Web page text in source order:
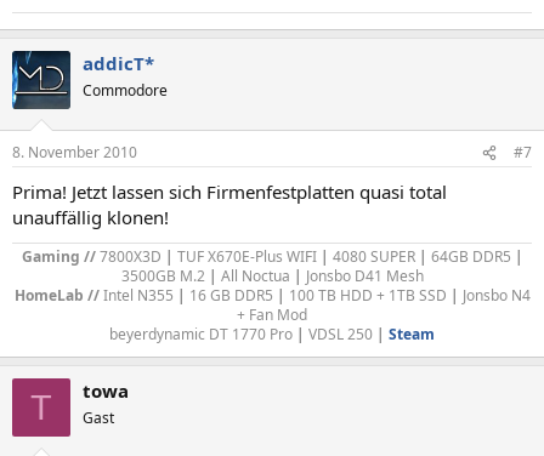
addicT*
Commodore
8. November 2010 #7
Prima! Jetzt lassen sich Firmenfestplatten quasi total
unauffällig klonen!
Gaming //7800X3D | TUF X670E-Plus WIFI | 4080 SUPER | 64GB DDR5 |
3500GB M.2 | All Noctua | Jonsbo D41 Mesh
HomeLab //Intel N355 | 16 GB DDR5 | 100 TB HDD + 1TB SSD | Jonsbo N4
+ Fan Mod
beyerdynamic DT 1770 Pro | VDSL 250 | Steam
T towa
Gast